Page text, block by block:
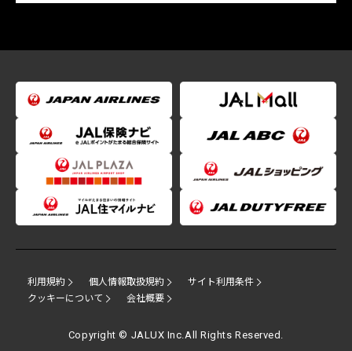
利用規約 個人情報取扱規約
サイト利用条件
クッキーについて
会社概要
Copyright © JALUX Inc.All Rights Reserved.